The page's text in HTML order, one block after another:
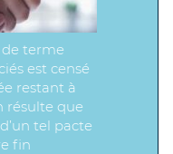
de terme
est censé
restant à
résulte que
tel pacte
fin